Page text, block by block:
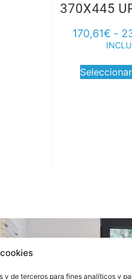
de terceros para fines analíticos y
370X445
170,61€ -